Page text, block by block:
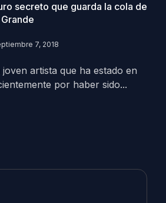
secreto que guarda la cola de
7, 2018
artista que ha estado en
por haber sido...